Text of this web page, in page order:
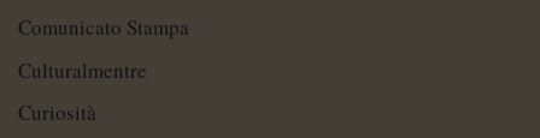
Comunicato Stampa
Culturalmentre
Curiosità